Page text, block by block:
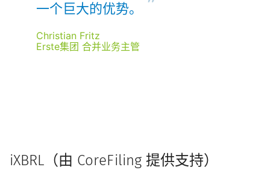
一个巨大的优势。
Christian Fritz
Erste集团 合并业务主管
iXBRL（由 CoreFiling 提供支持）